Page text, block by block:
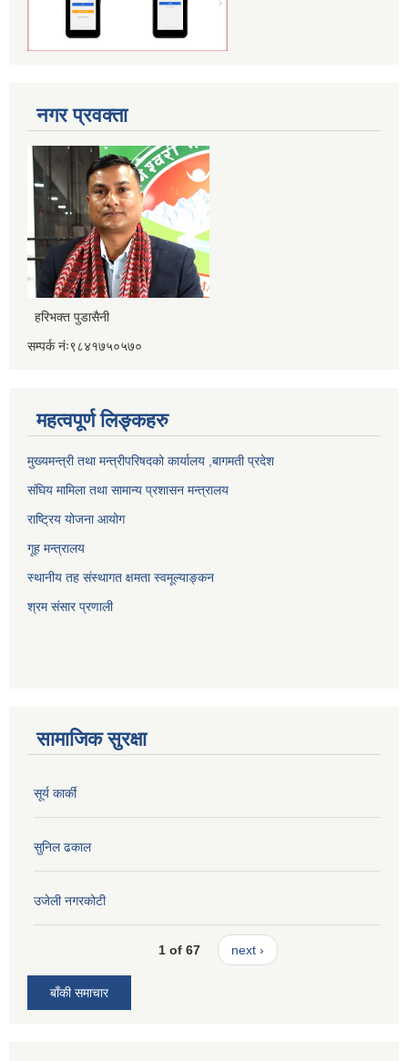
नगर प्रवक्ता
हरिभक्त पुडासैनी
सम्पर्क नंः९८४१७५०५७०
महत्वपूर्ण लिङ्कहरु
मुख्यमन्त्री तथा मन्त्रीपरिषदको कार्यालय ,बागमती प्रदेश
संघिय मामिला तथा सामान्य प्रशासन मन्त्रालय
राष्ट्रिय योजना आयोग
गूह मन्त्रालय
स्थानीय तह संस्थागत क्षमता स्वमूल्याङ्कन
श्रम संसार प्रणाली
सामाजिक सुरक्षा
सूर्य कार्की
सुनिल ढकाल
उजेली नगरकोटी
1 of 67 next ›
बाँकी समाचार